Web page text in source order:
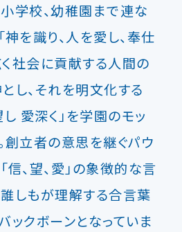
学校、幼稚園まで連な
神を識り、人を愛し、奉仕
社会に貢献する人間の
し、それを明文化する
愛深く」を学園のモッ
創立者の意思を継ぐパウ
信、望、愛」の象徴的な言
しもが理解する合言葉
ックボーンとなっていま